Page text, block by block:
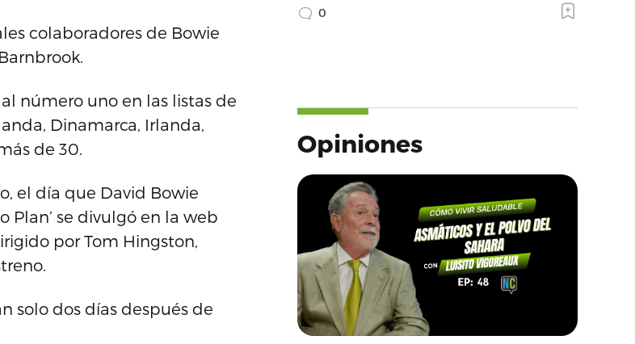
colaboradores de Bowie
número uno en las listas de
Dinamarca, Irlanda,
de 30.
el día que David Bowie
Plan’ se divulgó en la web
por Tom Hingston,
solo dos días después de
0
Opiniones